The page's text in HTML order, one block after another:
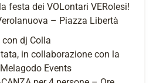
festa dei VOLontari VERolesi!
– Piazza Libertà
dj Colla
in collaborazione con la
Events